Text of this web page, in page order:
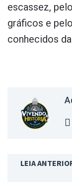
escassez,
gráficos e
conhecidos
LEIA